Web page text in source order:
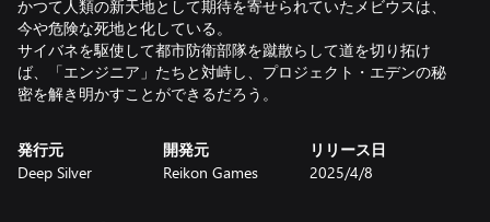
かつて人類の新天地として期待を寄せられていたメビウスは、
今や危険な死地と化している。
サイバネを駆使して都市防衛部隊を蹴散らして道を切り拓け
ば、「エンジニア」たちと対峙し、プロジェクト・エデンの秘
密を解き明かすことができるだろう。
発行元
Deep Silver
開発元
Reikon Games
リリース日
2025/4/8